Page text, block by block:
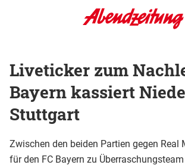
Liveticker zum
Bayern kassiert
Stuttgart
Zwischen den beiden Partien gegen Real
für den FC Bayern zu